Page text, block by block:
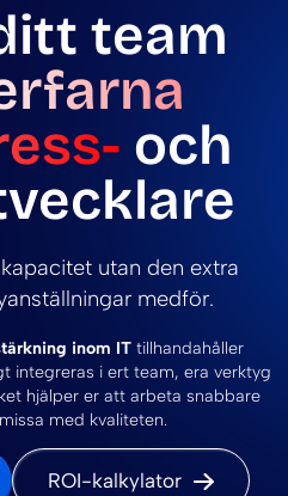
team
och
utan den extra
medför.
inom ITtillhandahåller
integreras i ert team, era verktyg
hjälper er att arbeta snabbare
med kvaliteten.
ROI-kalkylator